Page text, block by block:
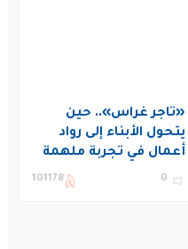
«تاجر غراس».. حين
يتحول الأبناء إلى رواد
أعمال في تجربة ملهمة
بنادي غراس الصيفي
0
101178